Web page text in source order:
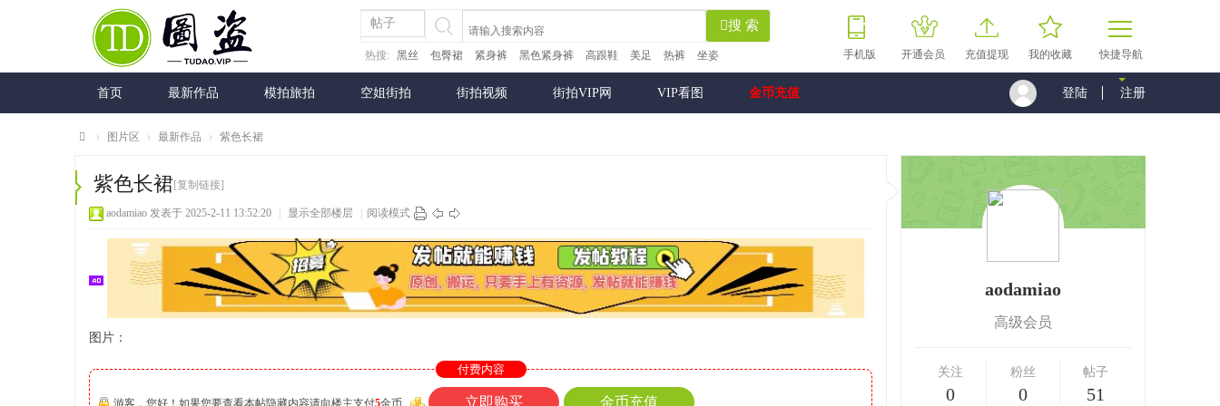
帖子 搜 索
热搜: 黑丝 包臀裙 紧身裤 黑色紧身裤 高跟鞋 美足 热裤 坐姿 快捷导航
我的收藏
充值提现
开通会员
手机版
首页 最新作品 模拍旅拍 空姐街拍 街拍视频 街拍VIP网 VIP看图 金币充值 登陆 注册
盗
› 图片区 › 最新作品 › 紫色长裙
紫色长裙[复制链接]
aodamiao 发表于 2025-2-11 13:52:20 显示全部楼层 阅读模式
图片：
付费内容
游客，您好！如果您要查看本帖隐藏内容请向楼主支付5金币 立即购买 金币充值
aodamiao
高级会员
关注
0
粉丝
0
帖子
51